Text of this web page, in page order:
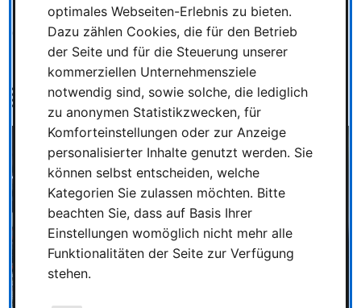
Die nächsten Internationalen Spieltage SPIEL finden vom
6.10. bis 9.10.2022 in der Messe Essen statt.
Bild
optimales Webseiten-Erlebnis zu bieten.
Dazu zählen Cookies, die für den Betrieb
der Seite und für die Steuerung unserer
kommerziellen Unternehmensziele
notwendig sind, sowie solche, die lediglich
zu anonymen Statistikzwecken, für
Komforteinstellungen oder zur Anzeige
personalisierter Inhalte genutzt werden. Sie
können selbst entscheiden, welche
Kategorien Sie zulassen möchten. Bitte
beachten Sie, dass auf Basis Ihrer
Einstellungen womöglich nicht mehr alle
Funktionalitäten der Seite zur Verfügung
stehen.